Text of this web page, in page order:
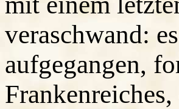
veraschwand:
aufgegangen,